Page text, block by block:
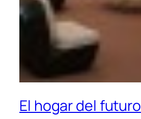
El hogar del futuro